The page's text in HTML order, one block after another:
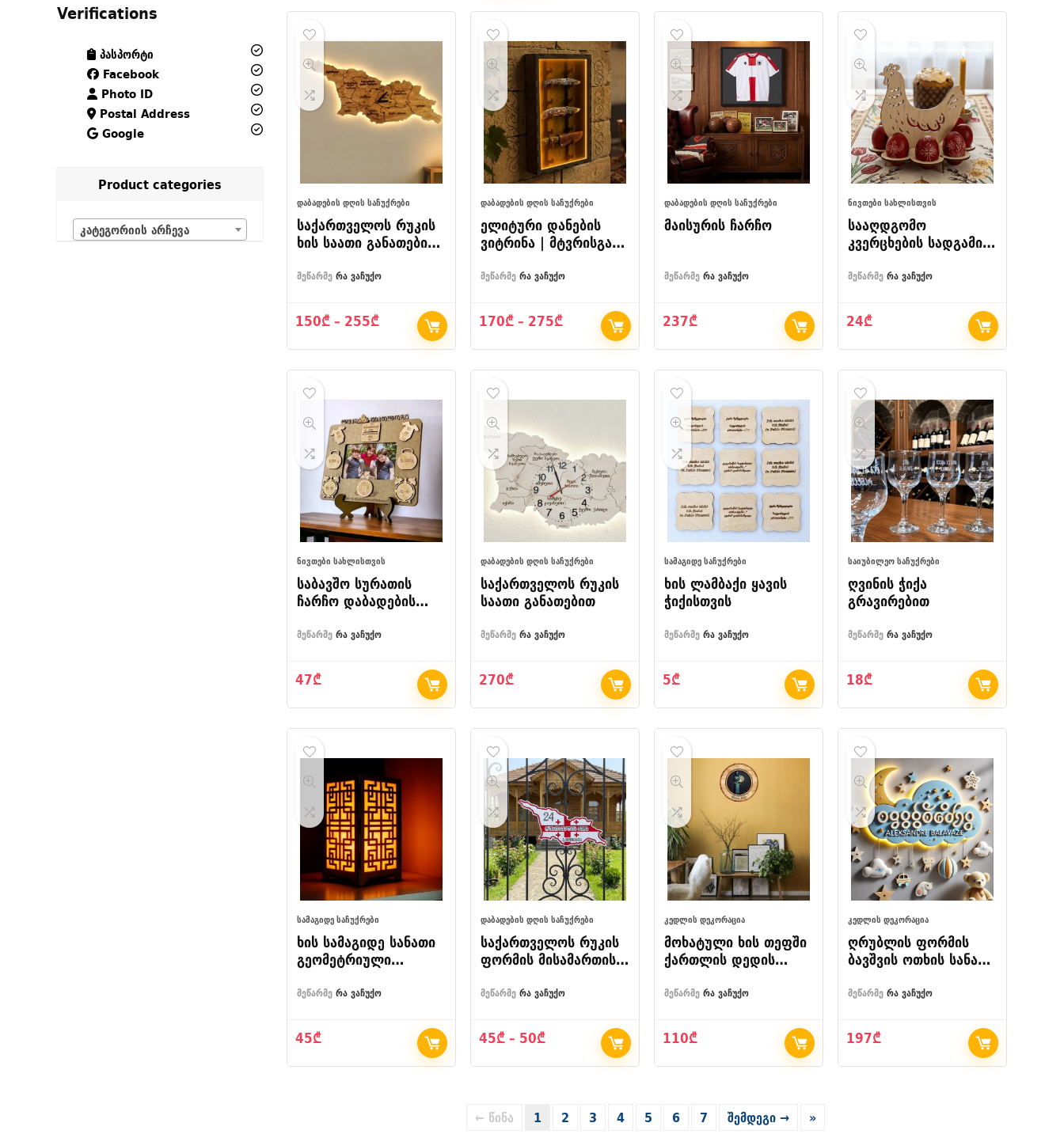
ᲓᲐᲑᲐᲓᲔᲑᲘᲡ ᲓᲦᲘᲡ ᲡᲐᲩᲣᲥᲠᲔᲑᲘ
საქართველოს რუკის
ხის საათი განათებით
დეკორი
მეწარმე რა ვაჩუქო
150₾– 255₾Price
range:
150₾
through
ᲓᲐᲑᲐᲓᲔᲑᲘᲡ ᲓᲦᲘᲡ ᲡᲐᲩᲣᲥᲠᲔᲑᲘ
ელიტური დანების
ვიტრინა | მტვრისგან
ყუთი კოლექციისთვის
მეწარმე რა ვაჩუქო
170₾– 275₾Price
range:
170₾
through
ᲓᲐᲑᲐᲓᲔᲑᲘᲡ ᲓᲦᲘᲡ ᲡᲐᲩᲣᲥᲠᲔᲑᲘ
მაისურის ჩარჩო
მეწარმე რა ვაჩუქო
237₾
ᲜᲘᲕᲗᲔᲑᲘ ᲡᲐᲮᲚᲘᲡᲗᲕᲘᲡ
სააღდგომო
კვერცხების სადგამი
მეწარმე რა ვაჩუქო
24₾
ᲜᲘᲕᲗᲔᲑᲘ ᲡᲐᲮᲚᲘᲡᲗᲕᲘᲡ
საბავშო სურათის
ჩარჩო დაბადების
მეწარმე რა ვაჩუქო
47₾
ᲓᲐᲑᲐᲓᲔᲑᲘᲡ ᲓᲦᲘᲡ ᲡᲐᲩᲣᲥᲠᲔᲑᲘ
საქართველოს რუკის
საათი განათებით
მეწარმე რა ვაჩუქო
270₾
ᲡᲐᲛᲐᲒᲘᲓᲔ ᲡᲐᲩᲣᲥᲠᲔᲑᲘ
ხის ლამბაქი ყავის
ჭიქისთვის
მეწარმე რა ვაჩუქო
5₾
ᲡᲐᲘᲣᲑᲘᲚᲔᲝ ᲡᲐᲩᲣᲥᲠᲔᲑᲘ
ღვინის ჭიქა
გრავირებით
მეწარმე რა ვაჩუქო
18₾
ᲡᲐᲛᲐᲒᲘᲓᲔ ᲡᲐᲩᲣᲥᲠᲔᲑᲘ
ხის სამაგიდე სანათი
გეომეტრიული
მეწარმე რა ვაჩუქო
45₾
ᲓᲐᲑᲐᲓᲔᲑᲘᲡ ᲓᲦᲘᲡ ᲡᲐᲩᲣᲥᲠᲔᲑᲘ
საქართველოს რუკის
ფორმის მისამართის
მეწარმე რა ვაჩუქო
45₾– 50₾Price
45₾
ᲙᲔᲓᲚᲘᲡ ᲓᲔᲙᲝᲠᲐᲪᲘᲐ
მოხატული ხის თეფში
ქართლის დედის
კედლის
საკიდი
მეწარმე რა ვაჩუქო
110₾
ᲙᲔᲓᲚᲘᲡ ᲓᲔᲙᲝᲠᲐᲪᲘᲐ
ღრუბლის ფორმის
ბავშვის ოთხის სანათი
სათამაშო ფიგურებით
მეწარმე რა ვაჩუქო
197₾
← წინა 1 2 3 4 5 6 7 შემდეგი → »
Verifications
პასპორტი
Facebook
Photo ID
Postal Address
Google
Product categories
კატეგორიის არჩევა